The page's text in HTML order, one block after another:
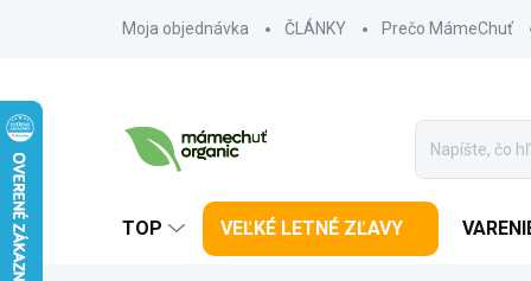
Moja objednávka
ČLÁNKY Prečo MámeChuť
TOP VEĽKÉ LETNÉ ZĽAVY